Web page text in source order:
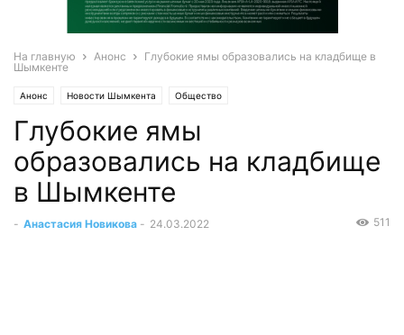
На главную Анонс
Глубокие ямы образовались на кладбище в
Шымкенте
Анонс Новости Шымкента Общество
Глубокие ямы
образовались на кладбище
в Шымкенте
- Анастасия Новикова - 24.03.2022 511